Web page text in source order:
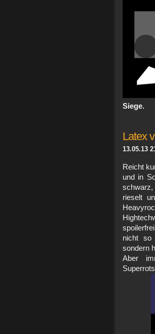
Siege.
Latex
13.05.13
Reicht
und in
rieselt
nicht so
sondern
Aber